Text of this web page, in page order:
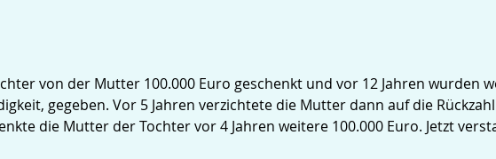
von der Mutter 100.000 Euro geschenkt und vor 12 Jahren
gegeben. Vor 5 Jahren verzichtete die Mutter dann auf die
die Mutter der Tochter vor 4 Jahren weitere 100.000 Euro. Jetzt